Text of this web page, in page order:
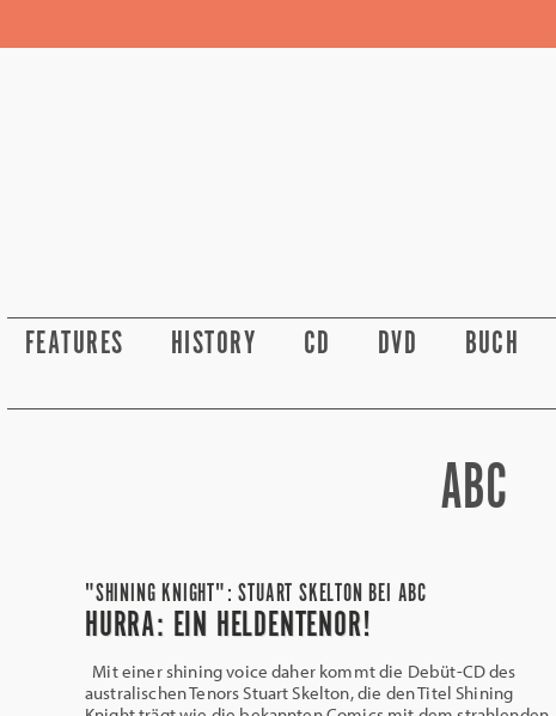
FEATURES HISTORY CD DVD BUCH
ABC
"SHINING KNIGHT": STUART SKELTON BEI ABC
HURRA: EIN HELDENTENOR!
Mit einer shining voice daher kommt die Debüt-CD des
australischen Tenors Stuart Skelton, die den Titel Shining